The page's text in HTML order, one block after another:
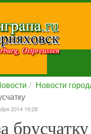
Новости
2014 19:28
брусчатку